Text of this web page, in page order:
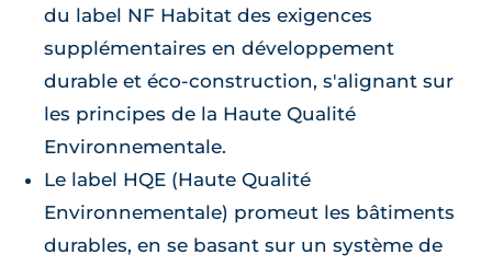
du label NF Habitat des exigences
supplémentaires en développement
durable et éco-construction, s'alignant sur
les principes de la Haute Qualité
Environnementale.
Le label HQE (Haute Qualité
Environnementale) promeut les bâtiments
durables, en se basant sur un système de